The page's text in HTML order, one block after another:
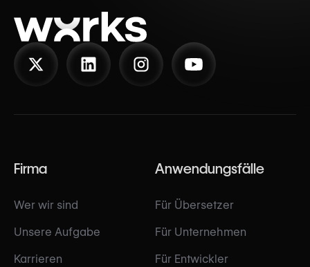
Firma
Wer wir sind
Unsere Aufgabe
Karrieren
Anwendungsfälle
Für Übersetzer
Für Unternehmen
Für Entwickler